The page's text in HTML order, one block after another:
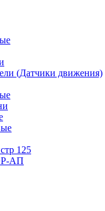
(Датчики движения)
125
АП